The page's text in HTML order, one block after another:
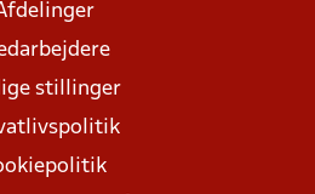
stillinger